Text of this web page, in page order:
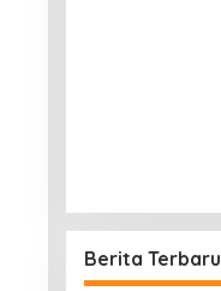
Berita Terbaru